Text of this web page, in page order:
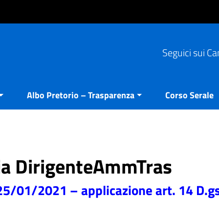
Seguici sui
Albo Pretorio – Trasparenza Corso Serale
DirigenteAmmTras
01/2021 – applicazione art. 14